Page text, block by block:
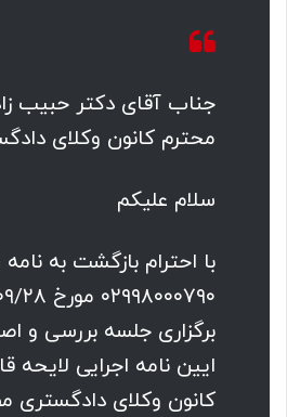
جناب آقای دکتر حبیب
محترم کانون وکلای
سلام علیکم
با احترام بازگشت به
ایین نامه اجرایی لایحه